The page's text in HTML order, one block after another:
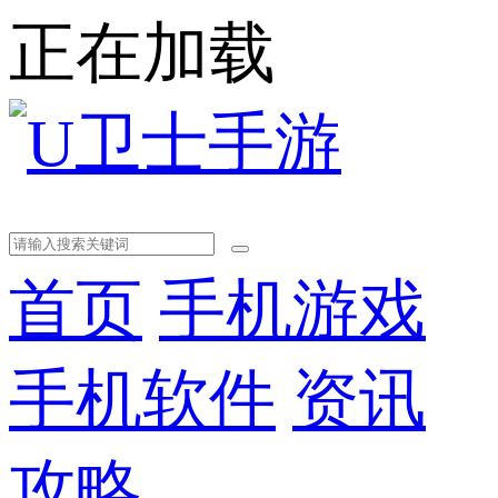
正在加载
首页 手机游戏
手机软件 资讯